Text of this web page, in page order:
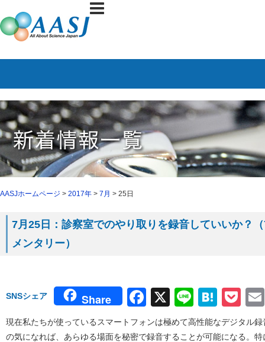
AASJホームページ > 2017年 > 7月 > 25日
7月25日：診察室でのやり取りを録音していいか？
メンタリー）
SNSシェア Share Facebook
X Line
現在私たちが使っているスマートフォンは極めて高性能なデジタル
の気になれば、あらゆる場面を秘密で録音することが可能になる。